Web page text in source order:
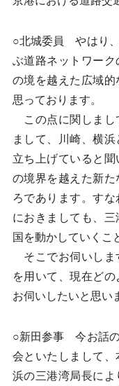
○北城委員 やはり
ぶ道路ネットワー
の境を越えた広域
思っております。
この点に関しまし
まして、川崎、横
立ち上げていると
の境界を越えた新た
ろであります。す
におきましても、三
国を動かしていくこ
そこでお伺いしま
を用いて、現在どの
お伺いしたいと思い
○新田参事 今お話の
会といたしまして、
浜の三港湾局長に